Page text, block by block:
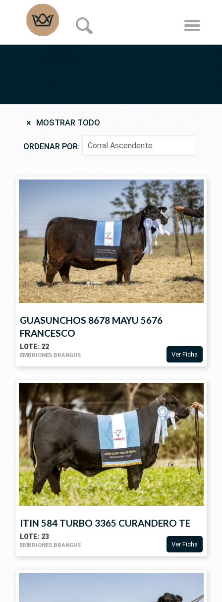
MOSTRAR TODO
ORDENAR POR:
FICHA
GUASUNCHOS 8678 MAYU 5676
FRANCESCO
LOTE: 22
EMBRIONES BRANGUS Ver Ficha
ITIN 584 TURBO 3365 CURANDERO TE
LOTE: 23
EMBRIONES BRANGUS Ver Ficha